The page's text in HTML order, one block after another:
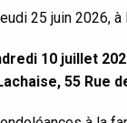
25 juin 2026,
10 juillet
55 Rue